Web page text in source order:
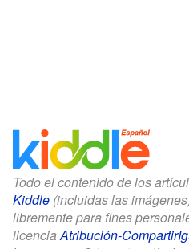
Todo el contenido de los
Kiddle (incluidas las
libremente para fines
licenciaAtribución-